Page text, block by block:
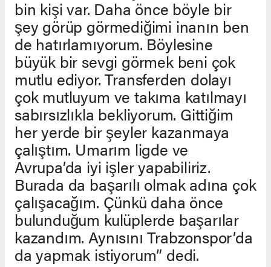
bin kişi var. Daha önce böyle bir
şey görüp görmediğimi inanın ben
de hatırlamıyorum. Böylesine
büyük bir sevgi görmek beni çok
mutlu ediyor. Transferden dolayı
çok mutluyum ve takıma katılmayı
sabırsızlıkla bekliyorum. Gittiğim
her yerde bir şeyler kazanmaya
çalıştım. Umarım ligde ve
Avrupa’da iyi işler yapabiliriz.
Burada da başarılı olmak adına çok
çalışacağım. Çünkü daha önce
bulunduğum kulüplerde başarılar
kazandım. Aynısını Trabzonspor’da
da yapmak istiyorum” dedi.